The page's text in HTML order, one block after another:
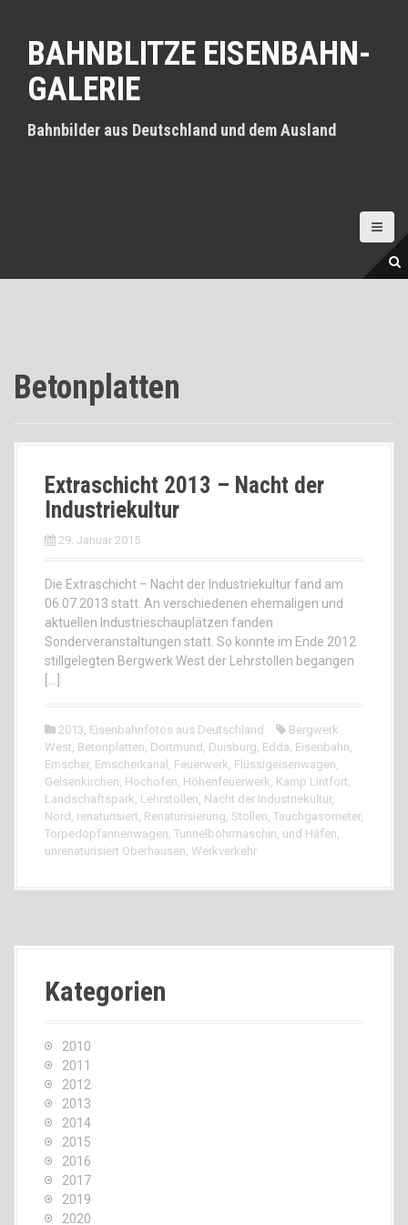
t
BAHNBLITZE EISENBAHN-
GALERIE
Bahnbilder aus Deutschland und dem Ausland
Betonplatten
Extraschicht 2013 – Nacht der
Industriekultur
29. Januar 2015
Die Extraschicht – Nacht der Industriekultur fand am
06.07.2013 statt. An verschiedenen ehemaligen und
aktuellen Industrieschauplätzen fanden
Sonderveranstaltungen statt. So konnte im Ende 2012
stillgelegten Bergwerk West der Lehrstollen begangen
2013, Eisenbahnfotos aus Deutschland
Bergwerk
West, Betonplatten, Dortmund , Duisburg, Edda, Eisenbahn,
Emscher, Emscherkanal , Feuerwerk, Flüssigeisenwagen,
Gelsenkirchen, Hochofen, Höhenfeuerwerk, Kamp Lintfort,
Landschaftspark, Lehrstollen, Nacht der Industriekultur,
Nord , renaturisiert, Renaturisierung, Stollen, Tauchgasometer,
Torpedopfannenwagen, Tunnelbohrmaschin, und Häfen,
unrenaturisiert Oberhausen, Werkverkehr
Kategorien
2010
2011
2012
2013
2014
2015
2016
2017
2019
2020